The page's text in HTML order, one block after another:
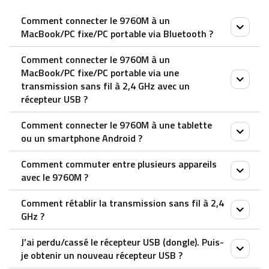
Comment connecter le 9760M à un
MacBook/PC fixe/PC portable via Bluetooth ?
Clavier :
1. Appuyez sur les combinaisons de touches Fn+1,
Fn+2 ou Fn+3 et maintenez-les enfoncées pendant
au moins 3 secondes pour coupler 3 appareils
différents via Bluetooth. Le clavier est détectable
pendant 60 secondes.
2. Terminez le couplage Bluetooth sur votre appareil.
Souris :
Associez votre premier appareil :
1. Allumez la souris.
2. Maintenez la pression sur le bouton Bluetooth
pendant au moins 3 secondes pour effectuer le
Comment connecter le 9760M à un
MacBook/PC fixe/PC portable via une
transmission sans fil à 2,4 GHz avec un
récepteur USB ?
1. Retirez le récepteur de la souris
2. Placez le récepteur dans le port USB d’un PC ou
d’un ordinateur portable.
Comment connecter le 9760M à une tablette
ou un smartphone Android ?
Souris :
1. Allumez la souris.
2. Appuyez sur le bouton du périphérique pour
sélectionner un canal.
– Le voyant d’état clignote rapidement.
3. Appuyez sur le bouton Bluetooth pendant 3
Comment commuter entre plusieurs appareils
avec le 9760M ?
Souris :
1. Allumez votre souris.
2. Connectez-la à vos appareils via Bluetooth ou le
récepteur USB, comme expliqué dans le tutoriel vidéo
Comment rétablir la transmission sans fil à 2,4
GHz ?
Après avoir débranché et rebranché le récepteur USB,
J’ai perdu/cassé le récepteur USB (dongle). Puis-
je obtenir un nouveau récepteur USB ?